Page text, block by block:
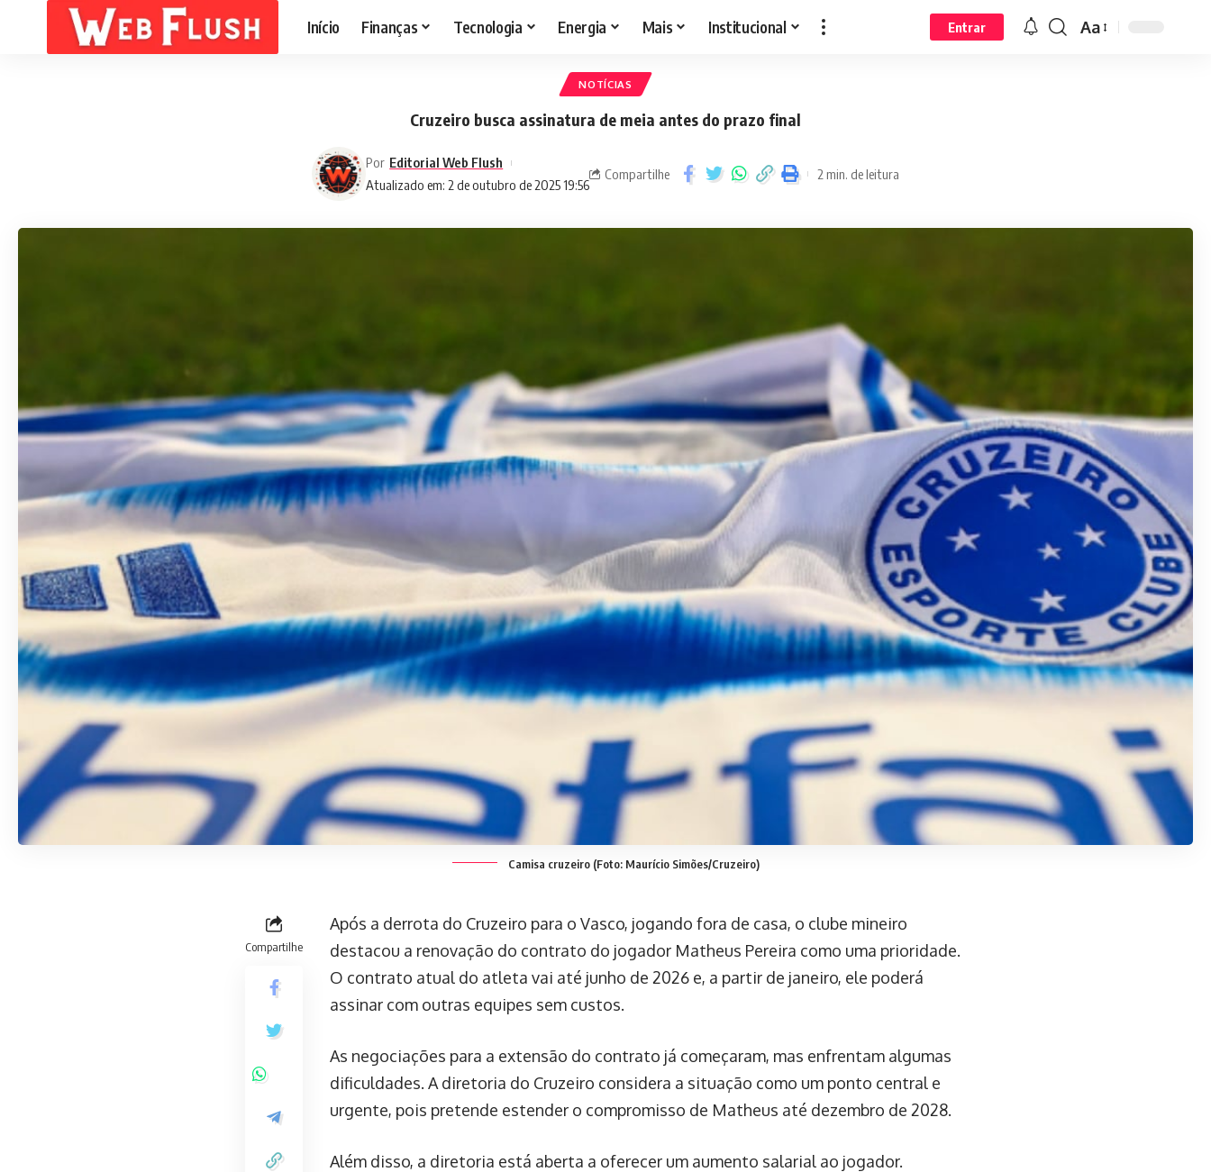
Início Finanças Tecnologia Energia Mais Institucional Entrar Aa
NOTÍCIAS
Cruzeiro busca assinatura de meia antes do prazo final
Atualizado em: 2 de outubro de 2025 19:56
Por Editorial Web Flush
Compartilhe 2 min. de leitura
Camisa cruzeiro (Foto: Maurício Simões/Cruzeiro)
Compartilhe
Após a derrota do Cruzeiro para o Vasco, jogando fora de casa, o clube mineiro
destacou a renovação do contrato do jogador Matheus Pereira como uma prioridade.
O contrato atual do atleta vai até junho de 2026 e, a partir de janeiro, ele poderá
assinar com outras equipes sem custos.
As negociações para a extensão do contrato já começaram, mas enfrentam algumas
dificuldades. A diretoria do Cruzeiro considera a situação como um ponto central e
urgente, pois pretende estender o compromisso de Matheus até dezembro de 2028.
Além disso, a diretoria está aberta a oferecer um aumento salarial ao jogador.